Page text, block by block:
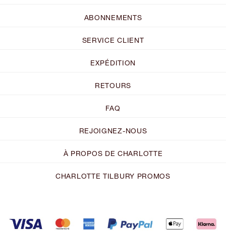
ABONNEMENTS
SERVICE CLIENT
EXPÉDITION
RETOURS
FAQ
REJOIGNEZ-NOUS
À PROPOS DE CHARLOTTE
CHARLOTTE TILBURY PROMOS